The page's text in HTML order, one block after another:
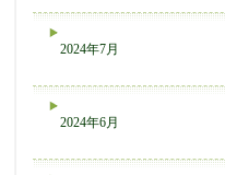
2024年7月
2024年6月